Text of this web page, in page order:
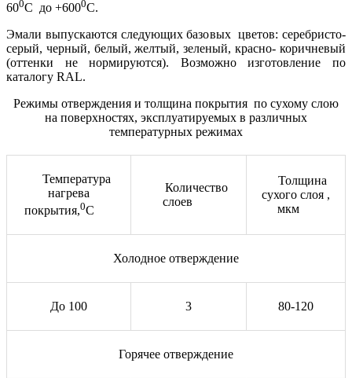
600С до +6000С.
Эмали выпускаются следующих базовых цветов: серебристо-
серый, черный, белый, желтый, зеленый, красно- коричневый
(оттенки не нормируются). Возможно изготовление по
каталогу RAL.
Режимы отверждения и толщина покрытия по сухому слою
на поверхностях, эксплуатируемых в различных
температурных режимах
Температура
нагрева
покрытия,0С
Количество
слоев
Толщина
сухого слоя ,
мкм
Холодное отверждение
До 100 3 80-120
Горячее отверждение